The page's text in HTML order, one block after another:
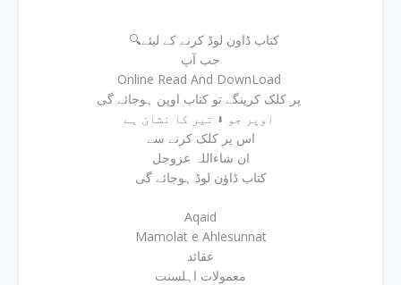
🔍کتاب ڈاون لوڈ کرنے کے لیئے
جب آپ
Online Read And DownLoad
اس پر کلک کرنے سے
ان شاءاللہ عزوجل
کتاب ڈاؤن لوڈ ہوجائے گی
Aqaid
Mamolat e Ahlesunnat
عقائد
معمولات اہلسنت